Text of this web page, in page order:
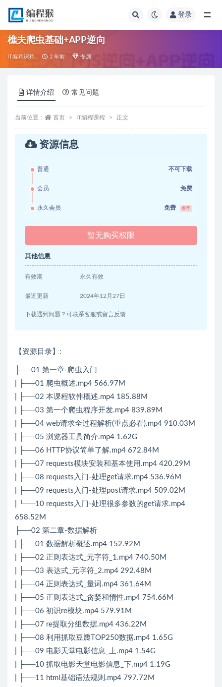
登录
樵夫爬虫基础+APP逆向
IT编程课程 2 年前 专属
详情介绍 常见问题
当前位置： 首页 IT编程课程 正文
资源信息
普通 不可下载
会员 免费
永久会员 免费 推荐
暂无购买权限
其他信息
有效期 永久有效
最近更新 2024年12月27日
下载遇到问题？可联系客服或留言反馈
【资源目录】:
├──01 第一章-爬虫入门
| ├──01 爬虫概述.mp4 566.97M
| ├──02 本课程软件概述.mp4 185.88M
| ├──03 第一个爬虫程序开发.mp4 839.89M
| ├──04 web请求全过程解析(重点必看).mp4 910.03M
| ├──05 浏览器工具简介.mp4 1.62G
| ├──06 HTTP协议简单了解.mp4 672.84M
| ├──07 requests模块安装和基本使用.mp4 420.29M
| ├──08 requests入门-处理get请求.mp4 536.96M
| ├──09 requests入门-处理post请求.mp4 509.02M
| └──10 requests入门-处理很多参数的get请求.mp4
658.52M
├──02 第二章-数据解析
| ├──01 数据解析概述.mp4 152.92M
| ├──02 正则表达式_元字符_1.mp4 740.50M
| ├──03 表达式_元字符_2.mp4 292.48M
| ├──04 正则表达式_量词.mp4 361.64M
| ├──05 正则表达式_贪婪和惰性.mp4 754.66M
| ├──06 初识re模块.mp4 579.91M
| ├──07 re提取分组数据.mp4 436.22M
| ├──08 利用抓取豆瓣TOP250数据.mp4 1.65G
| ├──09 电影天堂电影信息_上.mp4 1.54G
| ├──10 抓取电影天堂电影信息_下.mp4 1.19G
| ├──11 html基础语法规则.mp4 797.72M